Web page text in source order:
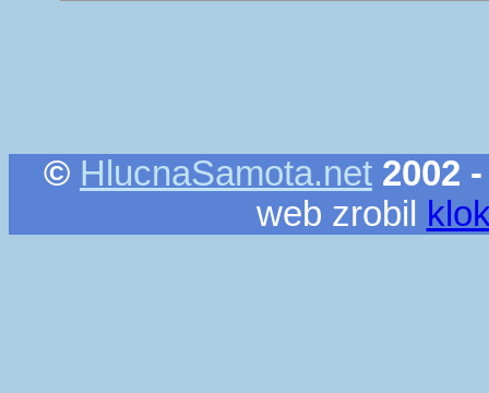
© HlucnaSamota.net 2002
web zrobil